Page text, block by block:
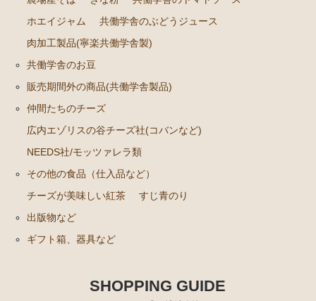
出版物など
ギフト箱、器具など
ホエイジャム
共働学舎のぶどうジュース
肉加工製品(寧楽共働学舎製)
共働学舎のお豆
販売期間外の商品(共働学舎製品)
仲間たちのチーズ
広内エゾリスの谷チーズ社(コバンなど)
NEEDS社/モッツァレラ類
その他の食品（仕入品など）
チーズが美味しい紅茶
すじ青のり
出版物など
ギフト箱、器具など
SHOPPING GUIDE